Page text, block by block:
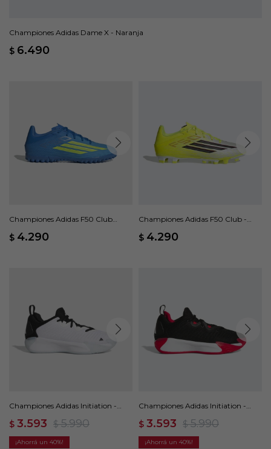
Championes Adidas Dame X - Naranja
$ 6.490
Championes Adidas F50 Club
$ 4.290
Championes Adidas F50 Club -
$ 4.290
Championes Adidas Initiation -
$ 3.593 $ 5.990
40
Championes Adidas Initiation -
$ 3.593 $ 5.990
40